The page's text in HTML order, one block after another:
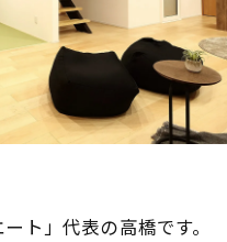
ト」代表の高橋です。